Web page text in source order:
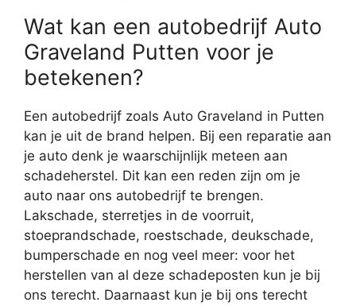
Wat kan een autobedrijf Auto
Graveland Putten voor je
betekenen?
Een autobedrijf zoals Auto Graveland in Putten
kan je uit de brand helpen. Bij een reparatie aan
je auto denk je waarschijnlijk meteen aan
schadeherstel. Dit kan een reden zijn om je
auto naar ons autobedrijf te brengen.
Lakschade, sterretjes in de voorruit,
stoeprandschade, roestschade, deukschade,
bumperschade en nog veel meer: voor het
herstellen van al deze schadeposten kun je bij
ons terecht. Daarnaast kun je bij ons terecht